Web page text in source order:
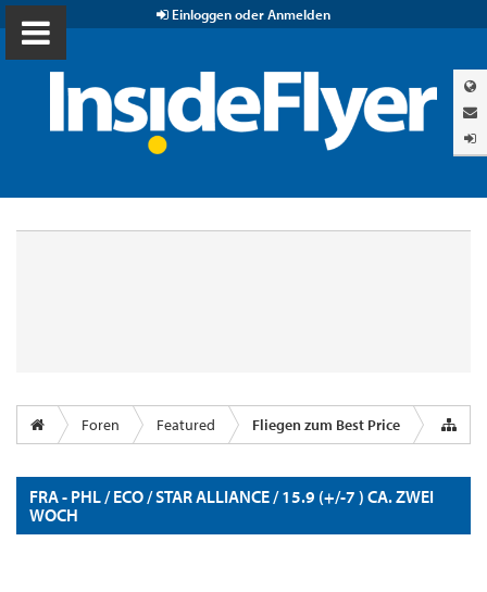
Einloggen oder Anmelden
Foren Featured Fliegen zum Best Price
FRA - PHL / ECO / STAR ALLIANCE / 15.9 (+/-7 ) CA. ZWEI
WOCH